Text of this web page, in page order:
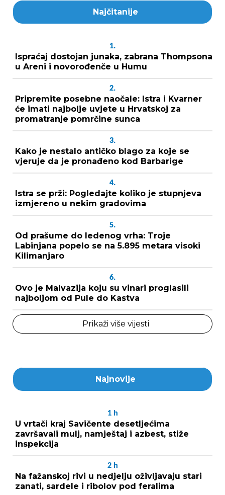
Najčitanije
1.
Ispraćaj dostojan junaka, zabrana Thompsona
u Areni i novorođenče u Humu
2.
Pripremite posebne naočale: Istra i Kvarner
će imati najbolje uvjete u Hrvatskoj za
promatranje pomrčine sunca
3.
Kako je nestalo antičko blago za koje se
vjeruje da je pronađeno kod Barbarige
4.
Istra se prži: Pogledajte koliko je stupnjeva
izmjereno u nekim gradovima
5.
Od prašume do ledenog vrha: Troje
Labinjana popelo se na 5.895 metara visoki
Kilimanjaro
6.
Ovo je Malvazija koju su vinari proglasili
najboljom od Pule do Kastva
Prikaži više vijesti
Najnovije
1 h
U vrtači kraj Savičente desetljećima
završavali mulj, namještaj i azbest, stiže
inspekcija
2 h
Na fažanskoj rivi u nedjelju oživljavaju stari
zanati, sardele i ribolov pod feralima